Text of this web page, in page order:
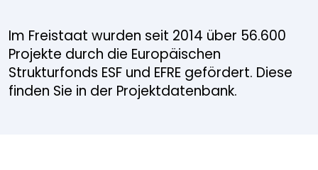
Im Freistaat wurden seit 2014 über 56.600
Projekte durch die Europäischen
Strukturfonds ESF und EFRE gefördert. Diese
finden Sie in der Projektdatenbank.